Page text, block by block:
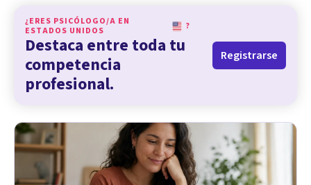
¿ERES PSICÓLOGO/A EN
ESTADOS UNIDOS
?
Destaca entre toda tu
competencia
profesional.
Registrarse